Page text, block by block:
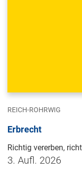
REICH-ROHRWIG
Erbrecht
Richtig vererben,
3. Aufl. 2026